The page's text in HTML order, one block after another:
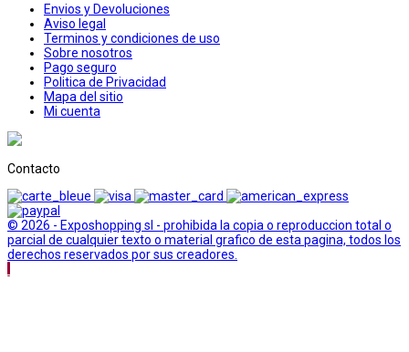
Envios y Devoluciones
Aviso legal
Terminos y condiciones de uso
Sobre nosotros
Pago seguro
Politica de Privacidad
Mapa del sitio
Mi cuenta
Contacto
© 2026 - Exposhopping sl - prohibida la copia o reproduccion total o
parcial de cualquier texto o material grafico de esta pagina, todos los
derechos reservados por sus creadores.